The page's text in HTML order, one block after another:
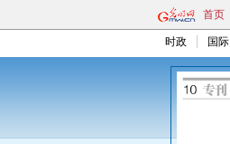
首页
时政 国际